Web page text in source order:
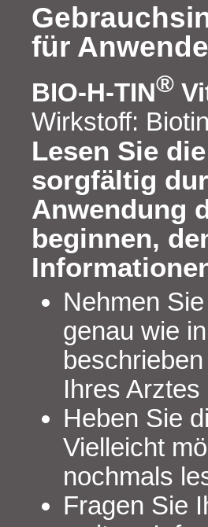
für
BIO-H-TIN®
Wirkstoff:
Lesen Sie
sorgfältig
Anwendung
beginnen,
Nehmen
genau wie
Ihres
Heben Sie
Vielleicht
nochmals
Fragen Sie